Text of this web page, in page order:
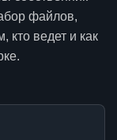
файлов,
кто ведет и как